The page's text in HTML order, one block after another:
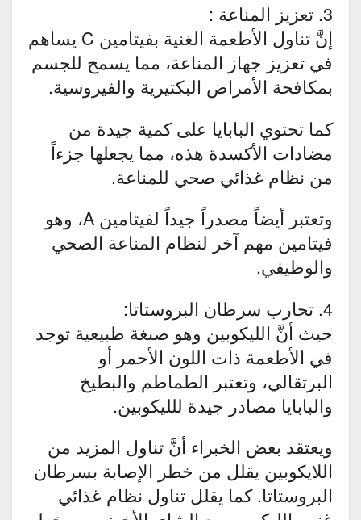
3. تعزيز المناعة :
إنَّ تناول الأطعمة الغنية بفيتامين C يساهم
في تعزيز جهاز المناعة، مما يسمح للجسم
بمكافحة الأمراض البكتيرية والفيروسية.
كما تحتوي البابايا على كمية جيدة من
مضادات الأكسدة هذه، مما يجعلها جزءاً
من نظام غذائي صحي للمناعة.
وتعتبر أيضاً مصدراً جيداً لفيتامين A، وهو
فيتامين مهم آخر لنظام المناعة الصحي
والوظيفي.
4. تحارب سرطان البروستاتا:
حيث أنَّ الليكوبين وهو صبغة طبيعية توجد
في الأطعمة ذات اللون الأحمر أو
البرتقالي، وتعتبر الطماطم والبطيخ
والبابايا مصادر جيدة للليكوبين.
ويعتقد بعض الخبراء أنَّ تناول المزيد من
اللايكوبين يقلل من خطر الإصابة بسرطان
البروستاتا. كما يقلل تناول نظام غذائي